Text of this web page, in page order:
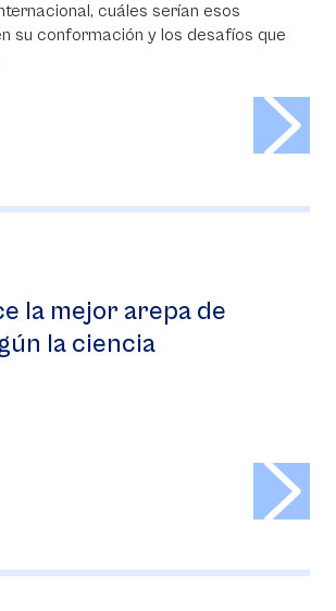
cuáles serían esos
su conformación y los desafíos que
la mejor arepa de
la ciencia